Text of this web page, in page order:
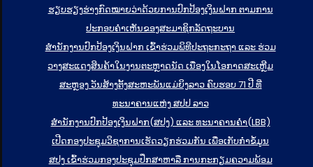
ຮຽບຮຽງຮ່າງກົດໝາຍວ່າດ້ວຍການປົກປ້ອງເງິນຝາກ ຕາມການ
ປະກອບຄຳເຫັນຂອງສະມາຊິກລັດຖະບານ
ສຳນັກງານປົກປ້ອງເງິນຝາກ ເຂົ້າຮ່ວມພິທີປະຖະກະຖາ ແລະ ຮ່ວມ
ວາງສະແດງສິນຄ້າໃນງານຕະຫຼາດນັດ ເນື່ອງໃນໂອກາດສະເຫຼີມ
ສະຫຼອງ ວັນສ້າງຕັ້ງສະຫະພັນແມ່ຍິງລາວ ຄົບຮອບ 71 ປີ ທີ່
ທະນາຄານແຫ່ງ ສປປ ລາວ
ສຳນັກງານປົກປ້ອງເງິນຝາກ(ສປງ) ແລະ ທະນາຄານຄຳ(LBB)
ເປີດກອງປະຊຸມວິຊາການເຮັດວຽກຮ່ວມກັນ ເພື່ອເກັບກຳຂໍ້ມູນ
ສປງ ເຂົ້າຮ່ວມກອງປະຊຸມປຶກສາຫາລື ການກະກຽມຄວາມພ້ອມ